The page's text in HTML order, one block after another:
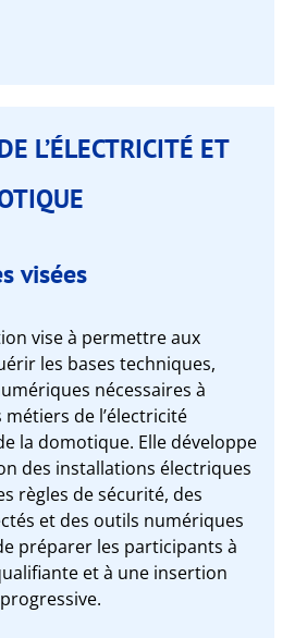
L’ÉLECTRICITÉ ET
visées
vise à permettre aux
les bases techniques,
nécessaires à
métiers de l’électricité
la domotique. Elle développe
des installations électriques
règles de sécurité, des
et des outils numériques
préparer les participants à
et à une insertion